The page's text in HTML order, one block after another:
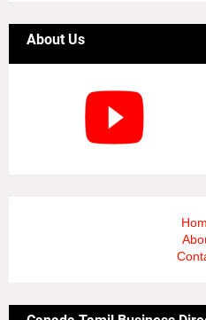
About Us